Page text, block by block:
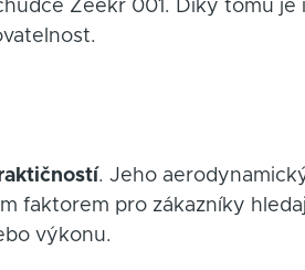
Zeekr 001. Díky tomu je
. Jeho
faktorem pro zákazníky
výkonu.